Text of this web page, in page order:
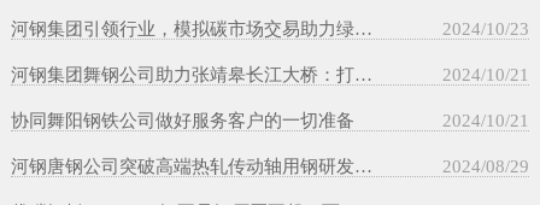
河钢集团引领行业，模拟碳市场交易助力绿色转型 2024/10/23
河钢集团舞钢公司助力张靖皋长江大桥：打造世界最大跨度悬索桥的创新之旅＂ 2024/10/21
协同舞阳钢铁公司做好服务客户的一切准备 2024/10/21
河钢唐钢公司突破高端热轧传动轴用钢研发，助力重型汽车制造升级 2024/08/29